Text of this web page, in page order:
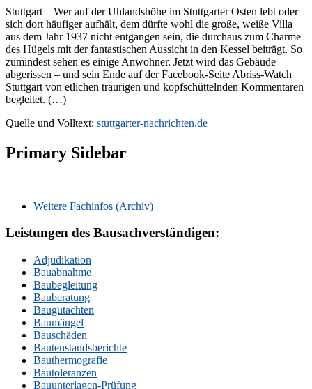
Stuttgart – Wer auf der Uhlandshöhe im Stuttgarter Osten lebt oder
sich dort häufiger aufhält, dem dürfte wohl die große, weiße Villa
aus dem Jahr 1937 nicht entgangen sein, die durchaus zum Charme
des Hügels mit der fantastischen Aussicht in den Kessel beiträgt. So
zumindest sehen es einige Anwohner. Jetzt wird das Gebäude
abgerissen – und sein Ende auf der Facebook-Seite Abriss-Watch
Stuttgart von etlichen traurigen und kopfschüttelnden Kommentaren
begleitet. (…)
Quelle und Volltext: stuttgarter-nachrichten.de
Primary Sidebar
Weitere Fachinfos (Archiv)
Leistungen des Bausachverständigen:
Adjudikation
Bauabnahme
Baubegleitung
Bauberatung
Baugutachten
Baumängel
Bauschäden
Bautenstandsberichte
Bauthermografie
Bautoleranzen
Bauunterlagen-Prüfung